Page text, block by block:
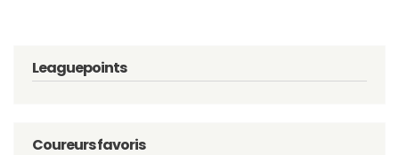
Leaguepoints
Coureurs favoris